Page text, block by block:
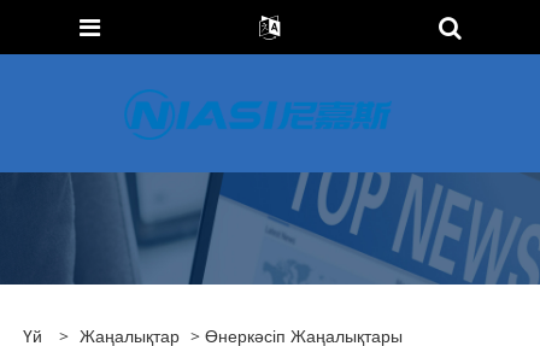
Үй > Жаңалықтар > Өнеркәсіп Жаңалықтары